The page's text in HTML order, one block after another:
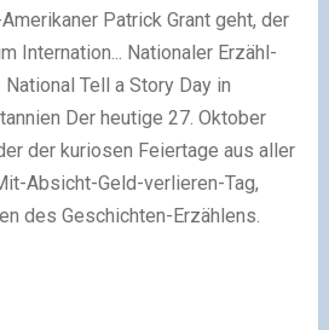
Patrick Grant geht, der
Internation... Nationaler Erzähl-
Tell a Story Day in
Der heutige 27. Oktober
der kuriosen Feiertage aus aller
Absicht-Geld-verlieren-Tag,
des Geschichten-Erzählens.